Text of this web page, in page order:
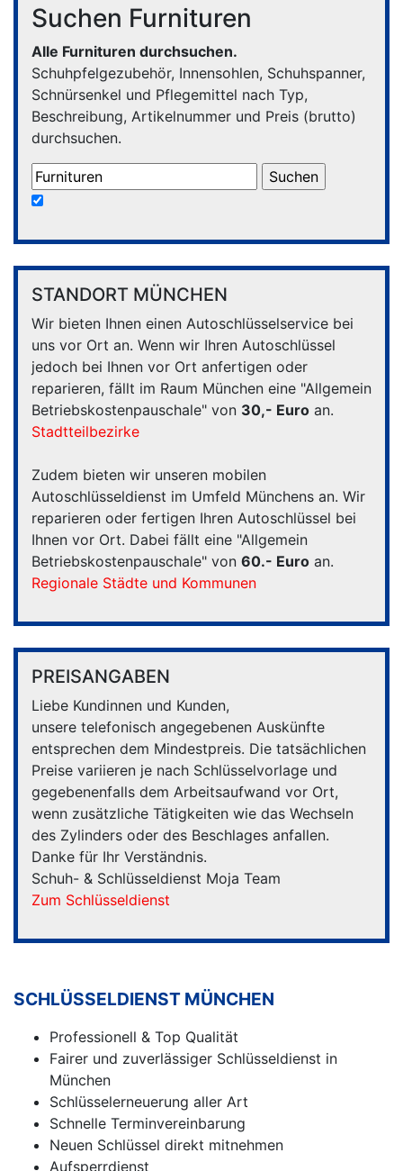
Suchen Furnituren
Alle Furnituren durchsuchen.
Schuhpfelgezubehör, Innensohlen, Schuhspanner,
Schnürsenkel und Pflegemittel nach Typ,
Beschreibung, Artikelnummer und Preis (brutto)
durchsuchen.
STANDORT MÜNCHEN
Wir bieten Ihnen einen Autoschlüsselservice bei
uns vor Ort an. Wenn wir Ihren Autoschlüssel
jedoch bei Ihnen vor Ort anfertigen oder
reparieren, fällt im Raum München eine "Allgemein
Betriebskostenpauschale" von 30,- Euro an.
Stadtteilbezirke
Zudem bieten wir unseren mobilen
Autoschlüsseldienst im Umfeld Münchens an. Wir
reparieren oder fertigen Ihren Autoschlüssel bei
Ihnen vor Ort. Dabei fällt eine "Allgemein
Betriebskostenpauschale" von 60.- Euro an.
Regionale Städte und Kommunen
PREISANGABEN
Liebe Kundinnen und Kunden,
unsere telefonisch angegebenen Auskünfte
entsprechen dem Mindestpreis. Die tatsächlichen
Preise variieren je nach Schlüsselvorlage und
gegebenenfalls dem Arbeitsaufwand vor Ort,
wenn zusätzliche Tätigkeiten wie das Wechseln
des Zylinders oder des Beschlages anfallen.
Danke für Ihr Verständnis.
Schuh- & Schlüsseldienst Moja Team
Zum Schlüsseldienst
SCHLÜSSELDIENST MÜNCHEN
Professionell & Top Qualität
Fairer und zuverlässiger Schlüsseldienst in
München
Schlüsselerneuerung aller Art
Schnelle Terminvereinbarung
Neuen Schlüssel direkt mitnehmen
Aufsperrdienst